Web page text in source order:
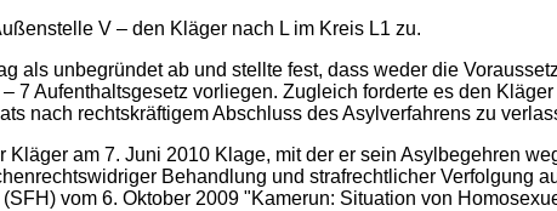
V – den Kläger nach L im Kreis L1 zu.
als unbegründet ab und stellte fest, dass weder die
7 Aufenthaltsgesetz vorliegen. Zugleich forderte es den
nach rechtskräftigem Abschluss des Asylverfahrens zu
am 7. Juni 2010 Klage, mit der er sein Asylbegehren
Behandlung und strafrechtlicher Verfolgung
vom 6. Oktober 2009 "Kamerun: Situation von